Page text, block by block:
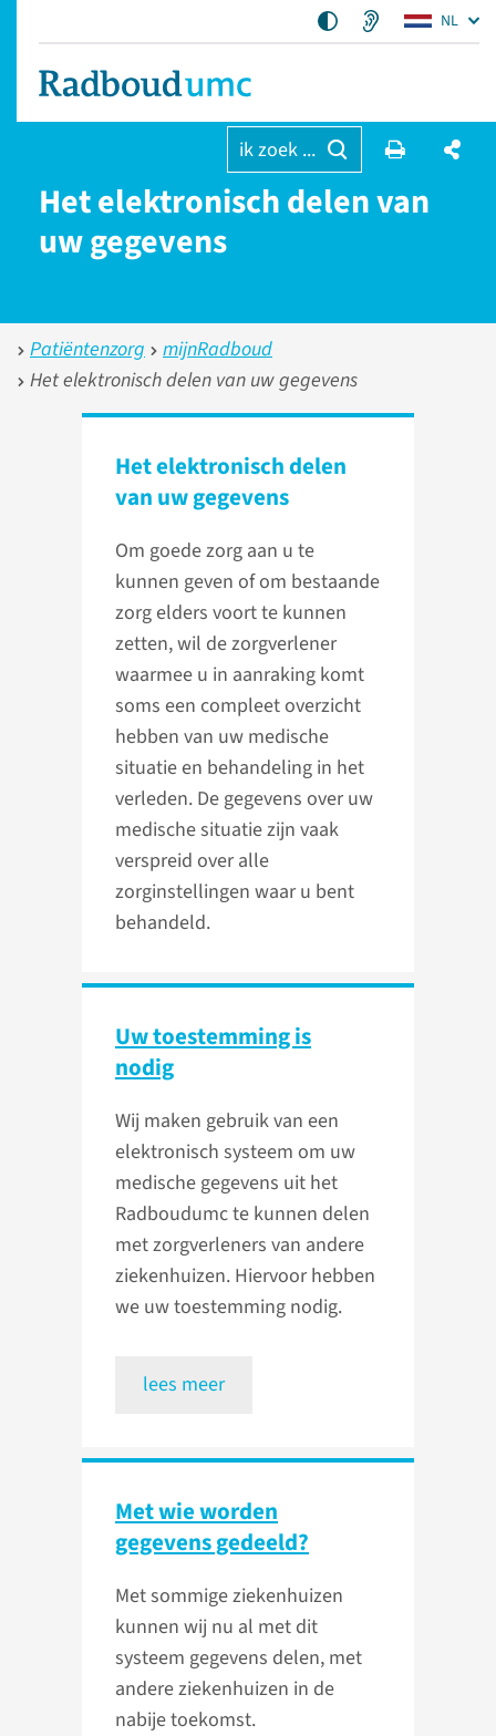
NL
ik zoek ...
Het elektronisch delen van
uw gegevens
Patiëntenzorg
mijnRadboud
Het elektronisch delen van uw gegevens
Het elektronisch delen
van uw gegevens
Om goede zorg aan u te
kunnen geven of om bestaande
zorg elders voort te kunnen
zetten, wil de zorgverlener
waarmee u in aanraking komt
soms een compleet overzicht
hebben van uw medische
situatie en behandeling in het
verleden. De gegevens over uw
medische situatie zijn vaak
verspreid over alle
zorginstellingen waar u bent
behandeld.
Uw toestemming is
nodig
Wij maken gebruik van een
elektronisch systeem om uw
medische gegevens uit het
Radboudumc te kunnen delen
met zorgverleners van andere
ziekenhuizen. Hiervoor hebben
we uw toestemming nodig.
lees meer
Met wie worden
gegevens gedeeld?
Met sommige ziekenhuizen
kunnen wij nu al met dit
systeem gegevens delen, met
andere ziekenhuizen in de
nabije toekomst.